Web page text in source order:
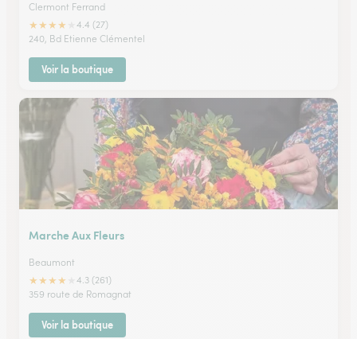
Clermont Ferrand
★★★★
4.4 (27)
240, Bd Etienne Clémentel
Voir la boutique
Marche Aux Fleurs
Beaumont
★★★★
4.3 (261)
359 route de Romagnat
Voir la boutique